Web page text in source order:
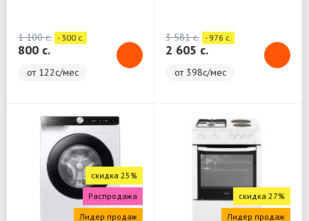
1 100 c. - 300 c.
800 c.
от 122с/мес
3 581 c. - 976 c.
2 605 c.
от 398с/мес
скидка 25%
Распродажа
Лидер продаж
скидка 27%
Лидер продаж